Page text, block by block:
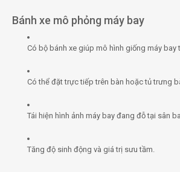
Bánh xe mô phỏng máy bay
Có bộ bánh xe giúp mô hình giống máy bay
Có thể đặt trực tiếp trên bàn hoặc tủ trưng
Tái hiện hình ảnh máy bay đang đỗ tại sân
Tăng độ sinh động và giá trị sưu tầm.